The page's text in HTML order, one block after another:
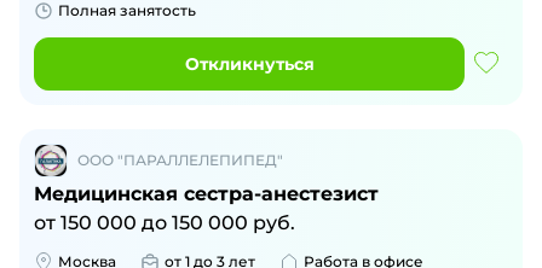
Полная занятость
Откликнуться
ООО "ПАРАЛЛЕЛЕПИПЕД"
Медицинская сестра-анестезист
от 150 000 до 150 000 руб.
Москва от 1 до 3 лет
Работа в офисе